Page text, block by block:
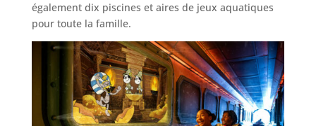
également dix piscines et aires de jeux aquatiques
pour toute la famille.